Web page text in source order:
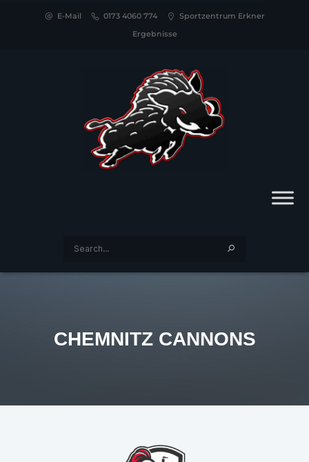
E-Mail 0173 4060 774
Sportzentrum Erkner
Ergebnisse
CHEMNITZ CANNONS